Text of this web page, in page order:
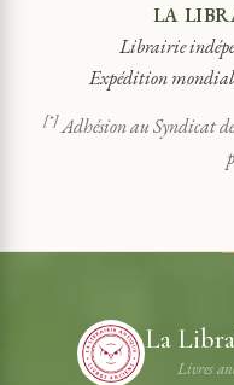
LA
Librairie
Expédition
[*]Adhésion au Syndicat
La
Livres